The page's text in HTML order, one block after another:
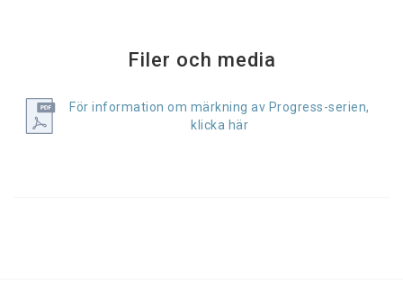
Filer och media
För information om märkning av Progress-serien,
klicka här